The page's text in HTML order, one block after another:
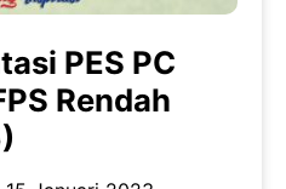
PES PC
Rendah